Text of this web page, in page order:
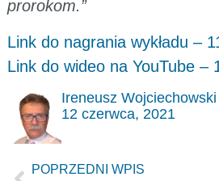
prorokom.”
Link do nagrania wykładu –
Link do wideo na YouTube –
Ireneusz Wojciechowski
12 czerwca, 2021
POPRZEDNI WPIS